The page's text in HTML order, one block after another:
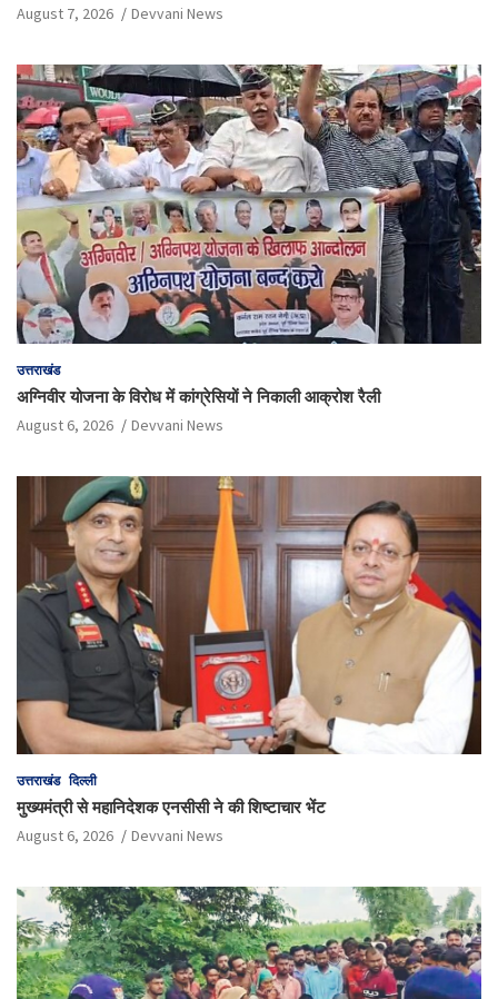
August 7, 2026 Devvani News
उत्तराखंड
अग्निवीर योजना के विरोध में कांग्रेसियों ने निकाली आक्रोश रैली
August 6, 2026 Devvani News
उत्तराखंड दिल्ली
मुख्यमंत्री से महानिदेशक एनसीसी ने की शिष्टाचार भेंट
August 6, 2026 Devvani News